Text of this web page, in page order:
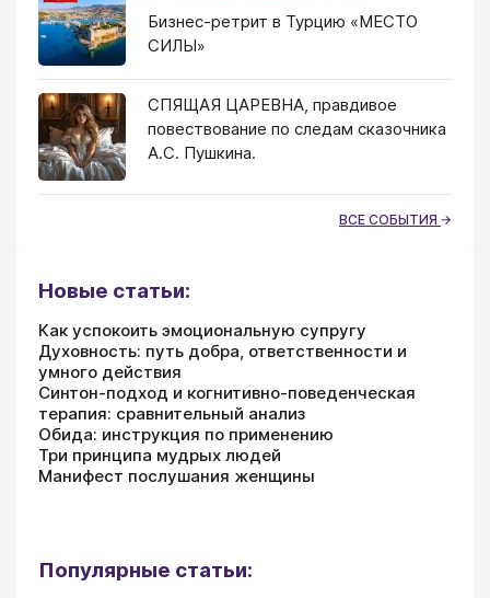
Бизнес-ретрит в Турцию «МЕСТО
СИЛЫ»
СПЯЩАЯ ЦАРЕВНА, правдивое
повествование по следам сказочника
А.С. Пушкина.
ВСЕ СОБЫТИЯ
Новые статьи:
Как успокоить эмоциональную супругу
Духовность: путь добра, ответственности и
умного действия
Синтон-подход и когнитивно-поведенческая
терапия: сравнительный анализ
Обида: инструкция по применению
Три принципа мудрых людей
Манифест послушания женщины
Популярные статьи: